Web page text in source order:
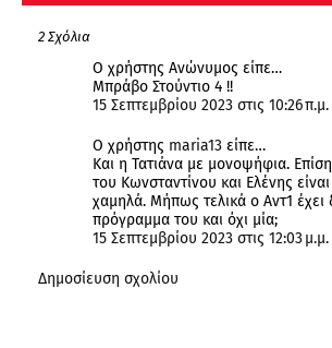
2 Σχόλια
Ο χρήστης Ανώνυμος είπε…
Μπράβο Στούντιο 4 !!
15 Σεπτεμβρίου 2023 στις 10:26 π.μ.
Ο χρήστης maria13 είπε…
Και η Τατιάνα με μονοψήφια.
του Κωνσταντίνου και Ελένης
χαμηλά. Μήπως τελικά ο Αντ1 έχει
πρόγραμμα του και όχι μία;
15 Σεπτεμβρίου 2023 στις 12:03 μ.μ.
Δημοσίευση σχολίου